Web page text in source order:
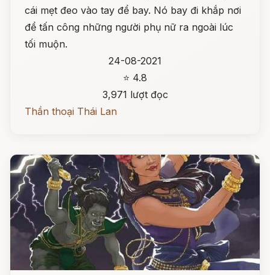
cái mẹt đeo vào tay để bay. Nó bay đi khắp nơi
để tấn công những người phụ nữ ra ngoài lúc
tối muộn.
24-08-2021
⭐ 4.8
3,971 lượt đọc
Thần thoại Thái Lan